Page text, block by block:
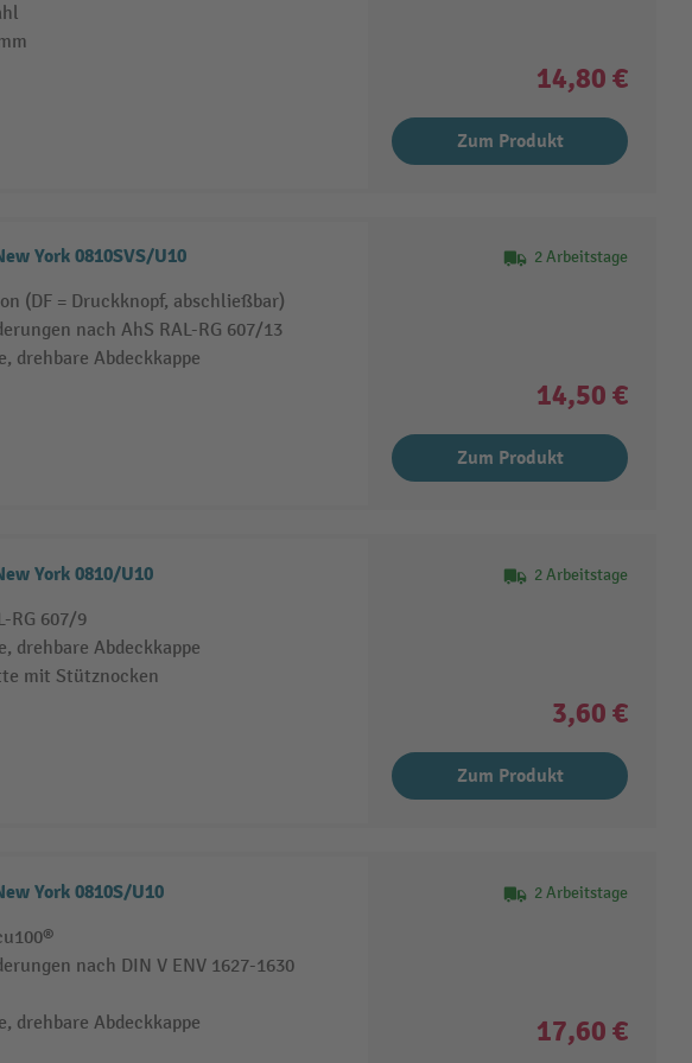
14,80 €
Zum Produkt
York 0810SVS/U10
(DF = Druckknopf, abschließbar)
nach AhS RAL-RG 607/13
drehbare Abdeckkappe
2 Arbeitstage
14,50 €
Zum Produkt
York 0810/U10
RG 607/9
drehbare Abdeckkappe
mit Stütznocken
2 Arbeitstage
3,60 €
Zum Produkt
York 0810S/U10
nach DIN V ENV 1627-1630
drehbare Abdeckkappe
2 Arbeitstage
17,60 €